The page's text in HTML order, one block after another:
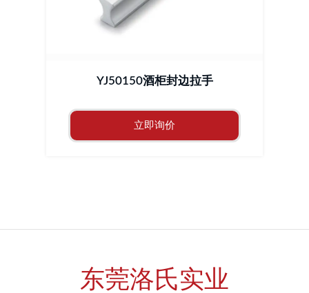
YJ50150酒柜封边拉手
立即询价
东莞洛氏实业